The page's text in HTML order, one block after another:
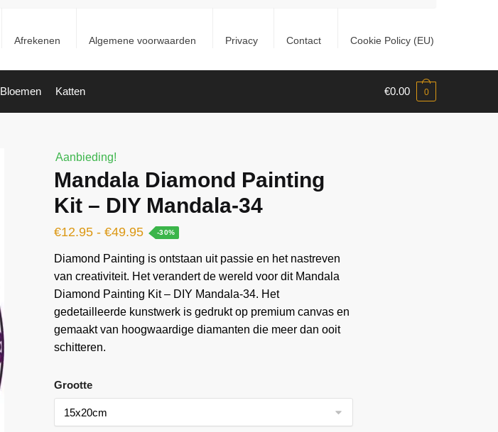
Afrekenen Algemene voorwaarden Privacy Contact Cookie Policy (EU)
Bloemen Katten €0.00 0
Aanbieding!
Mandala Diamond Painting
Kit – DIY Mandala-34
€12.95 - €49.95 -30%
Diamond Painting is ontstaan ​​uit passie en het nastreven
van creativiteit. Het verandert de wereld voor dit Mandala
Diamond Painting Kit – DIY Mandala-34. Het
gedetailleerde kunstwerk is gedrukt op premium canvas en
gemaakt van hoogwaardige diamanten die meer dan ooit
schitteren.
Grootte